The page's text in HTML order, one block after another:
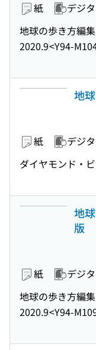
紙 デジ
地球の歩き方編
2020.9<Y94-
地
紙 デジ
ダイヤモンド・
地
版
紙 デジ
地球の歩き方編
2020.9<Y94-